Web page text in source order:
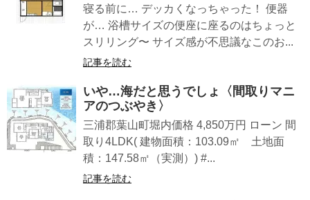
寝る前に… デッカくなっちゃった！ 便器
が… 浴槽サイズの便座に座るのはちょっと
スリリング〜 サイズ感が不思議なこのお...
記事を読む
いや…海だと思うでしょ〈間取りマニ
アのつぶやき〉
三浦郡葉山町堀内価格 4,850万円 ローン 間
取り4LDK( 建物面積：103.09㎡ 土地面
積：147.58㎡（実測）) #...
記事を読む